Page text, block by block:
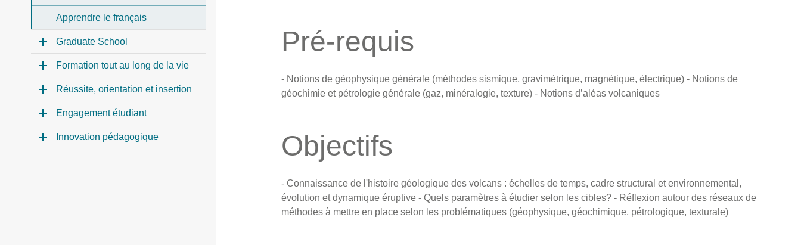
Pré-requis
- Notions de géophysique générale (méthodes sismique, gravimétrique, magnétique, électrique) - Notions de
géochimie et pétrologie générale (gaz, minéralogie, texture) - Notions d’aléas volcaniques
Objectifs
- Connaissance de l'histoire géologique des volcans : échelles de temps, cadre structural et environnemental,
évolution et dynamique éruptive - Quels paramètres à étudier selon les cibles? - Réflexion autour des réseaux de
méthodes à mettre en place selon les problématiques (géophysique, géochimique, pétrologique, texturale)
Apprendre le français
Graduate School
Formation tout au long de la vie
Réussite, orientation et insertion
Engagement étudiant
Innovation pédagogique